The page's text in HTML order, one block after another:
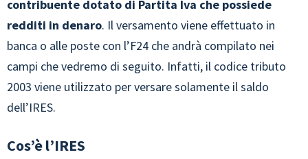
contribuente dotato di Partita Iva che possiede
redditi in denaro. Il versamento viene effettuato in
banca o alle poste con l’F24 che andrà compilato nei
campi che vedremo di seguito. Infatti, il codice tributo
2003 viene utilizzato per versare solamente il saldo
dell’IRES.
Cos’è l’IRES